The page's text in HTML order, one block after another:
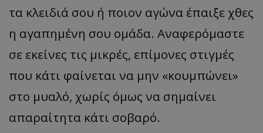
τα κλειδιά σου ή ποιον αγώνα έπαιξε χθες
η αγαπημένη σου ομάδα. Αναφερόμαστε
σε εκείνες τις μικρές, επίμονες στιγμές
που κάτι φαίνεται να μην «κουμπώνει»
στο μυαλό, χωρίς όμως να σημαίνει
απαραίτητα κάτι σοβαρό.